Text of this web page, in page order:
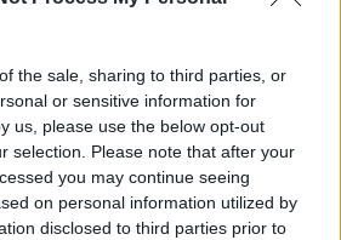
the sale, sharing to third parties, or
or sensitive information for
us, please use the below opt-out
selection. Please note that after your
you may continue seeing
on personal information utilized by
disclosed to third parties prior to
cualquier artista. Los amantes del
la felicidad y la vida dionisíaca